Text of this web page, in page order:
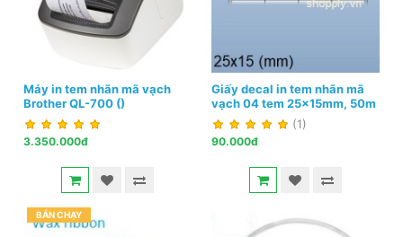
Máy in tem nhãn mã vạch
Brother QL-700 ()
3.350.000đ
Giấy decal in tem nhãn mã
vạch 04 tem 25x15mm, 50m
(1)
90.000đ
BÁN CHẠY